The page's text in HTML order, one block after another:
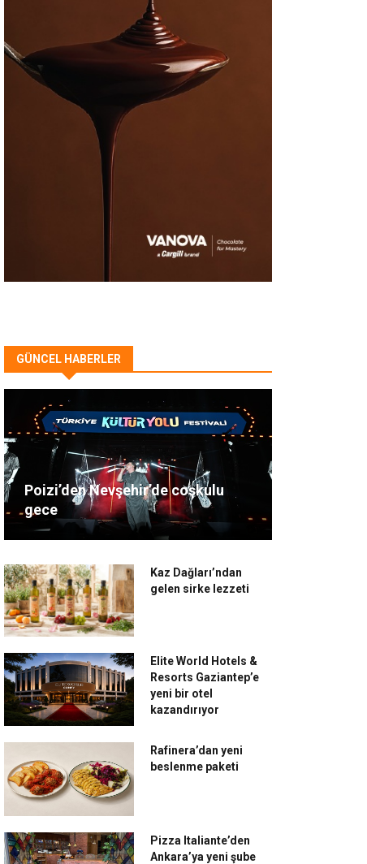
GÜNCEL HABERLER
Poizi’den Nevşehir’de coşkulu
gece
Kaz Dağları’ndan
gelen sirke lezzeti
Elite World Hotels &
Resorts Gaziantep’e
yeni bir otel
kazandırıyor
Rafinera’dan yeni
beslenme paketi
Pizza Italiante’den
Ankara’ya yeni şube